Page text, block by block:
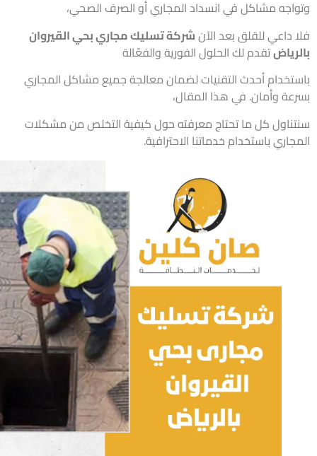
مشاكل في انسداد المجاري أو الصرف الصحي،
داعي للقلق بعد الآنشركة تسليك مجاري بحي القيروان
تقدم لك الحلول الفورية والفعّالة
أحدث التقنيات لضمان معالجة جميع مشاكل المجاري
وأمان. في هذا المقال،
كل ما تحتاج معرفته حول كيفية التخلص من مشكلات
باستخدام خدماتنا الاحترافية.